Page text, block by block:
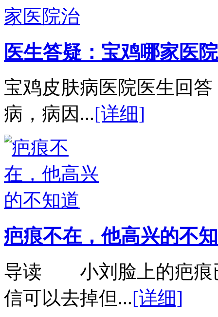
医生答疑：宝鸡哪家医
宝鸡皮肤病医院医生回
病，病因...[详细]
疤痕不在，他高兴的不
导读 小刘脸上的疤痕
信可以去掉但...[详细]